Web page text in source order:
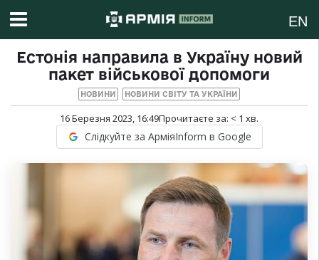
EN
Естонія направила в Україну новий
пакет військової допомоги
НОВИНИ НОВИНИ СВІТУ ТА УКРАЇНИ
16 Березня 2023, 16:49Прочитаєте за: < 1 хв.
Слідкуйте за АрміяInform в Google